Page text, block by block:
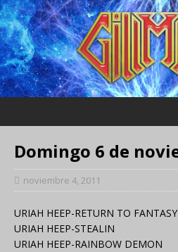
Domingo 6 de
noviembre 4, 2011
URIAH HEEP-RETURN TO FANTASY
URIAH HEEP-STEALIN
URIAH HEEP-RAINBOW DEMON